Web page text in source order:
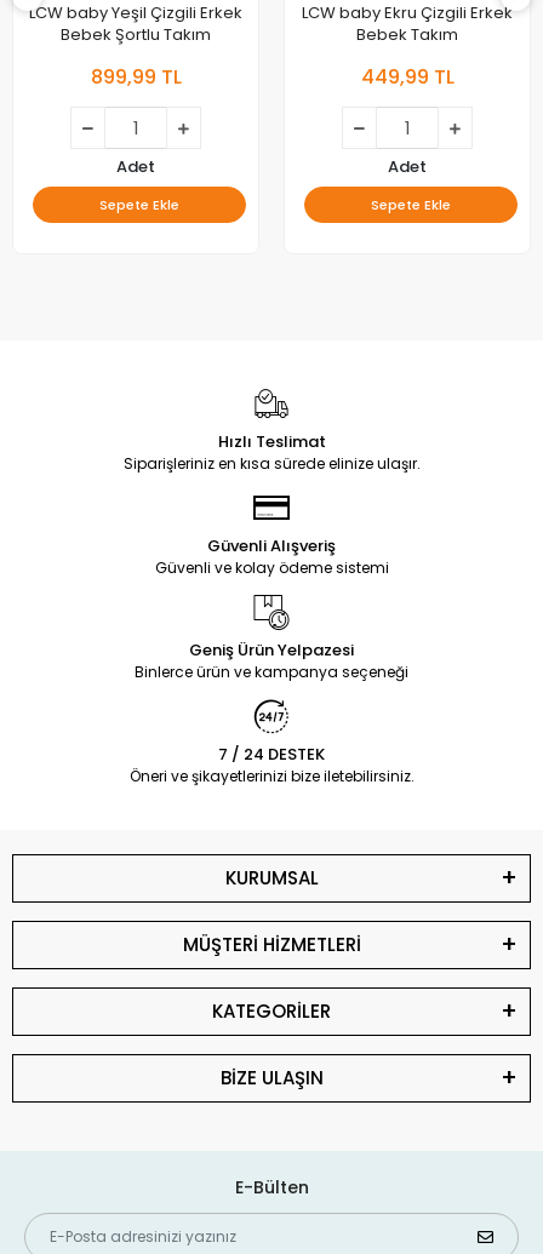
LCW baby Yeşil Çizgili Erkek
Bebek Şortlu Takım
899,99 TL
Adet
Sepete Ekle
LCW baby Ekru Çizgili Erkek
Bebek Takım
449,99 TL
Adet
Sepete Ekle
Hızlı Teslimat
Siparişleriniz en kısa sürede elinize ulaşır.
Güvenli Alışveriş
Güvenli ve kolay ödeme sistemi
Geniş Ürün Yelpazesi
Binlerce ürün ve kampanya seçeneği
7 / 24 DESTEK
Öneri ve şikayetlerinizi bize iletebilirsiniz.
KURUMSAL
MÜŞTERİ HİZMETLERİ
KATEGORİLER
BİZE ULAŞIN
E-Bülten